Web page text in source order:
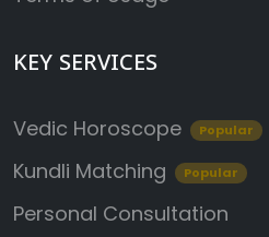
KEY SERVICES
Vedic Horoscope Popular
Kundli Matching Popular
Personal Consultation